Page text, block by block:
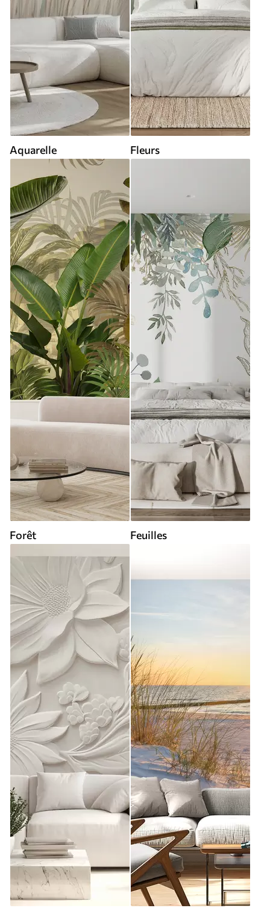
Aquarelle Fleurs
Forêt Feuilles